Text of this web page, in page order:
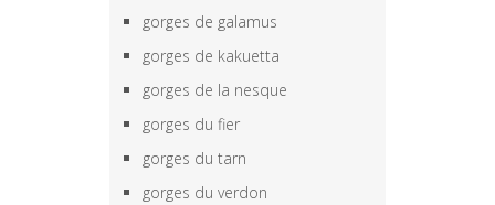
gorges de galamus
gorges de kakuetta
gorges de la nesque
gorges du fier
gorges du tarn
gorges du verdon